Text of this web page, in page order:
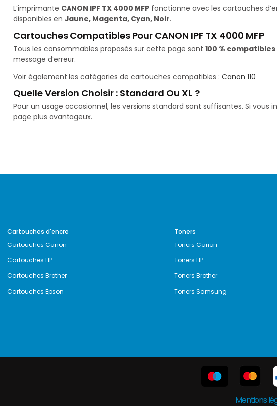
L’imprimante CANON IPF TX 4000 MFP fonctionne avec les cartouches
disponibles en Jaune, Magenta, Cyan, Noir.
Cartouches Compatibles Pour CANON IPF TX 4000 MFP
Tous les consommables proposés sur cette page sont 100 % compatibles
message d’erreur.
Voir également les catégories de cartouches compatibles : Canon 110
Quelle Version Choisir : Standard Ou XL ?
Pour un usage occasionnel, les versions standard sont suffisantes. Si
page plus avantageux.
Cartouches d'encre
Cartouches Canon
Cartouches HP
Cartouches Brother
Cartouches Epson
Toners
Toners Canon
Toners HP
Toners Brother
Toners Samsung
Mentions